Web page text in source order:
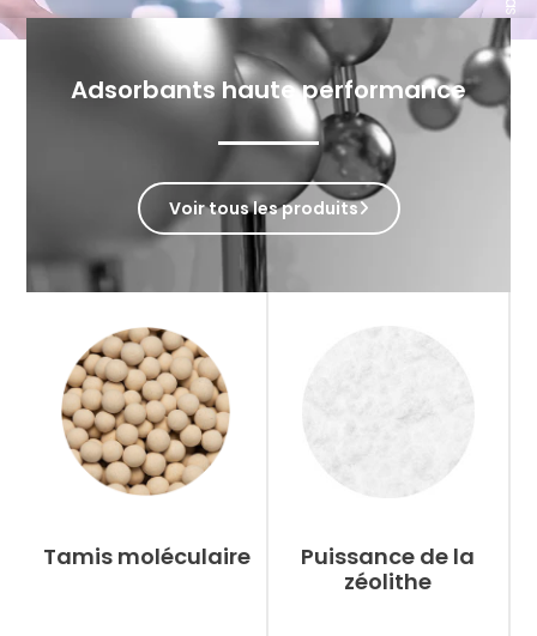
Adsorbants haute performance
Voir tous les produits
Tamis moléculaire
Puissance de la
zéolithe